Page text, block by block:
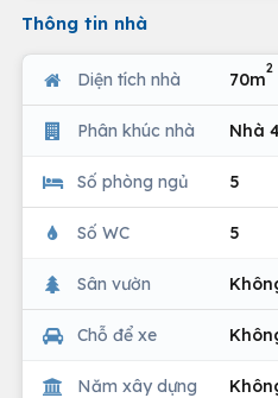
Thông tin nhà
Diện tích nhà 70m
2
Phân khúc nhà Nhà
Số phòng ngủ 5
Số WC 5
Sân vườn
Chỗ để xe
Năm xây dựng